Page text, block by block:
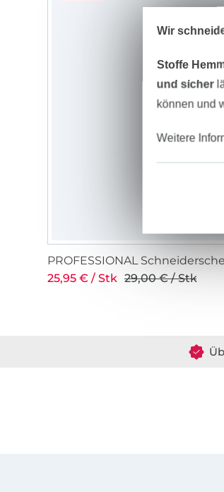
PROFESSIONAL
25,95 € / Stk 29,00 € / Stk
Wir
Stoffe
und sicher
können und
Weitere